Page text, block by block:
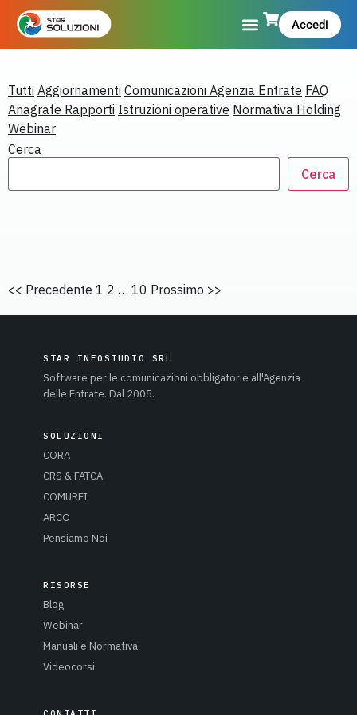
Accedi
Tutti Aggiornamenti Comunicazioni Agenzia Entrate FAQ
Anagrafe Rapporti Istruzioni operative Normativa Holding
Webinar
Cerca
Cerca
<< Precedente 1 2 … 10 Prossimo >>
STAR INFOSTUDIO SRL
Software per le comunicazioni obbligatorie all'Agenzia
delle Entrate. Dal 2005.
SOLUZIONI
CORA
CRS & FATCA
COMUREI
ARCO
Pensiamo Noi
RISORSE
Blog
Webinar
Manuali e Normativa
Videocorsi